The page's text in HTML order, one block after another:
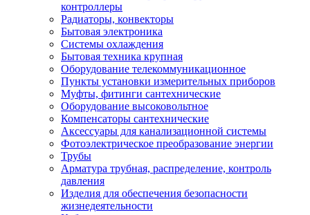
контроллеры
Радиаторы, конвекторы
Бытовая электроника
Системы охлаждения
Бытовая техника крупная
Оборудование телекоммуникационное
Пункты установки измерительных приборов
Муфты, фитинги сантехнические
Оборудование высоковольтное
Компенсаторы сантехнические
Аксессуары для канализационной системы
Фотоэлектрическое преобразование энергии
Трубы
Арматура трубная, распределение, контроль
давления
Изделия для обеспечения безопасности
жизнедеятельности